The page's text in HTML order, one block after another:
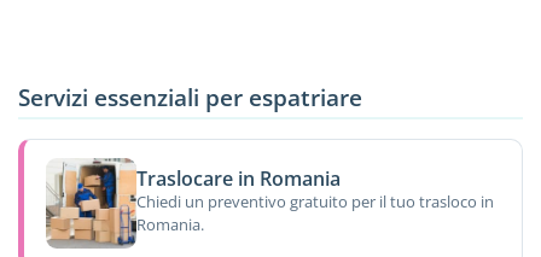
Servizi essenziali per espatriare
Traslocare in Romania
Chiedi un preventivo gratuito per il tuo trasloco in
Romania.